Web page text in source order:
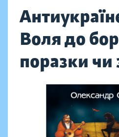
Воля до
поразки чи